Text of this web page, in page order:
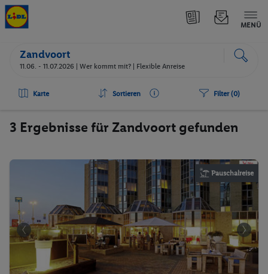
MENÜ
Zandvoort
11.06. - 11.07.2026 | Wer kommt mit? | Flexible Anreise
Karte Sortieren Filter (0)
3 Ergebnisse für Zandvoort gefunden
Pauschalreise